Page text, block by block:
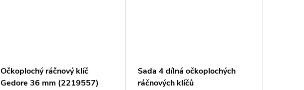
Očkoplochý ráčnový klíč
Gedore 36 mm (2219557)
Sada 4 dílná očkoplochých
ráčnových klíčů